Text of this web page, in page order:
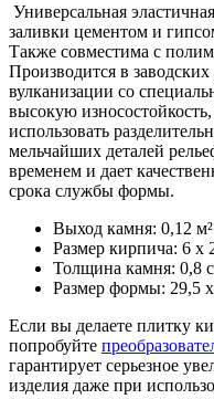
Универсальная
заливки цементом и
Также совместима с
Производится в
вулканизации со
высокую
использовать
мельчайших деталей
временем и дает
срока службы формы.
Выход камня: 0,12 м²
Размер кирпича: 6 х
Толщина камня: 0,8
Размер формы: 29,5
Если вы делаете плитку
попробуйте
гарантирует серьезное
изделия даже при